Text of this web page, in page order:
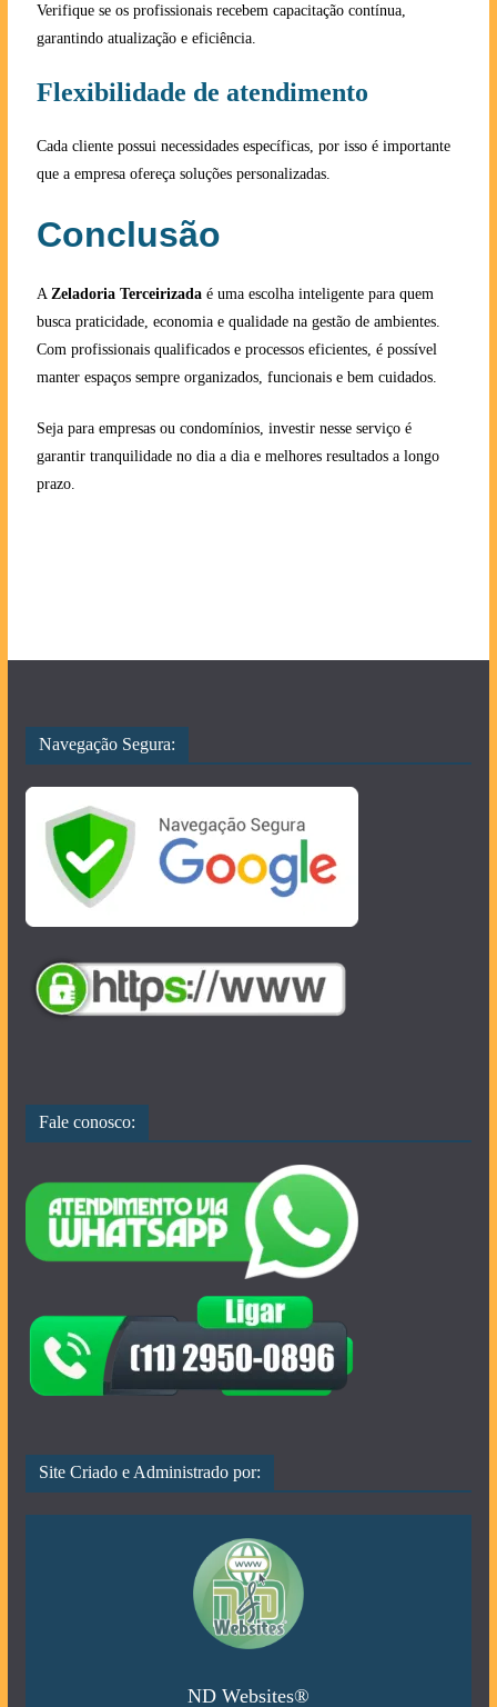
Verifique se os profissionais recebem capacitação contínua,
garantindo atualização e eficiência.
Flexibilidade de atendimento
Cada cliente possui necessidades específicas, por isso é importante
que a empresa ofereça soluções personalizadas.
Conclusão
A Zeladoria Terceirizadaé uma escolha inteligente para quem
busca praticidade, economia e qualidade na gestão de ambientes.
Com profissionais qualificados e processos eficientes, é possível
manter espaços sempre organizados, funcionais e bem cuidados.
Seja para empresas ou condomínios, investir nesse serviço é
garantir tranquilidade no dia a dia e melhores resultados a longo
prazo.
Navegação Segura:
Fale conosco:
Site Criado e Administrado por:
ND Websites®